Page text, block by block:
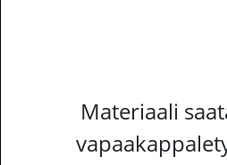
Materiaali